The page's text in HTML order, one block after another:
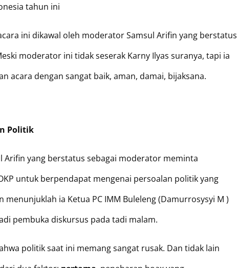
tahun ini
ini dikawal oleh moderator Samsul Arifin yang berstatus
moderator ini tidak seserak Karny Ilyas suranya, tapi ia
acara dengan sangat baik, aman, damai, bijaksana.
Politik
Arifin yang berstatus sebagai moderator meminta
untuk berpendapat mengenai persoalan politik yang
ia Ketua PC IMM Buleleng (Damurrosysyi M )
pembuka diskursus pada tadi malam.
politik saat ini memang sangat rusak. Dan tidak lain